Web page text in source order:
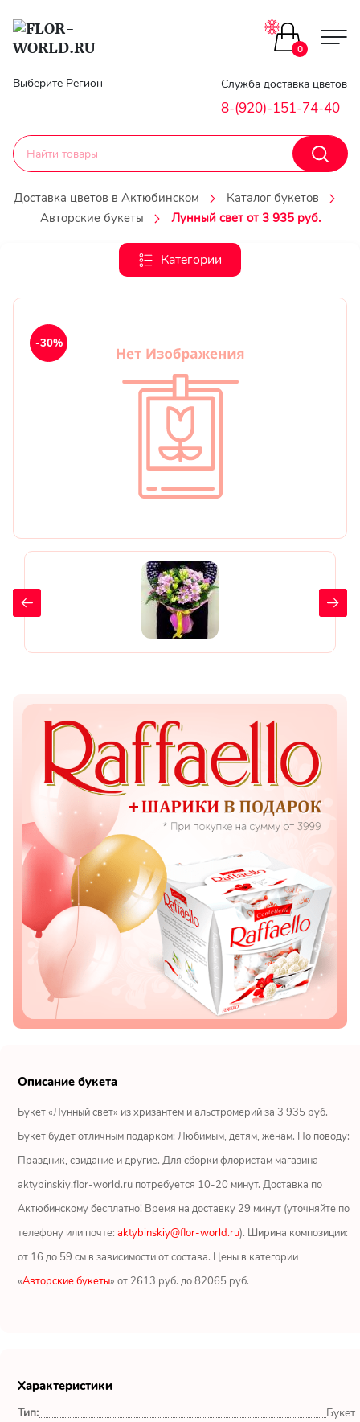
Главная
Гарантии
Доставка
Оплата
Выберите Регион Служба доставка цветов
8-(920)-151-74-40
0
Доставка цветов в Актюбинском
Каталог букетов
Авторские букеты
Лунный свет от 3 935 руб.
Категории
Цветы поштучно
Букеты до 2500
Каталог букетов
Корзины с цветами
Авторские букеты
Букеты из роз
Цветы любимой
Цветы дочери
Цветы сестре
Показать еще
Цветы
Подсолнухи
Лизиантусы
Хризантемы
Лилии
Орхидеи
Ромашки
Альстромерии
Герберы
Показать еще
Тымовское,
-30%
Описание букета
Букет «Лунный свет» из хризантем и альстромерий за 3 935 руб.
Букет будет отличным подарком: Любимым, детям, женам. По поводу:
Праздник, свидание и другие. Для сборки флористам магазина
aktybinskiy.flor-world.ru потребуется 10-20 минут. Доставка по
Актюбинскому бесплатно! Время на доставку 29 минут (уточняйте по
телефону или почте: aktybinskiy@flor-world.ru). Ширина композиции:
от 16 до 59 см в зависимости от состава. Цены в категории
«Авторские букеты» от 2613 руб. до 82065 руб.
Характеристики
Тип:
Букет